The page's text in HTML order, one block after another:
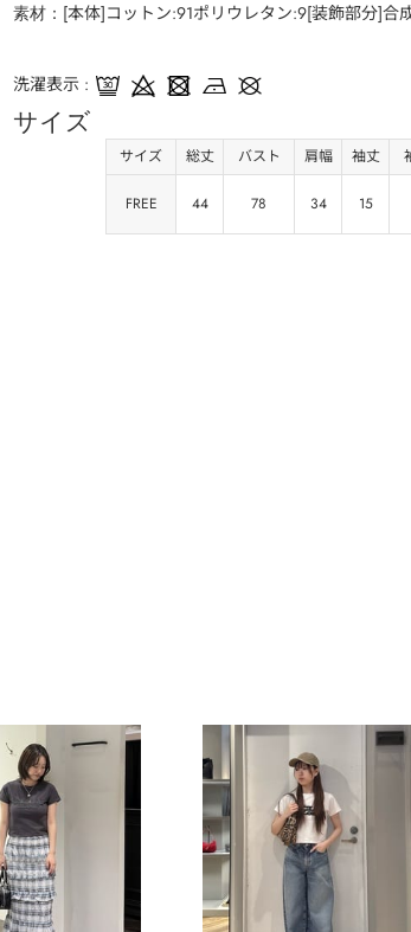
素材 [本体]コットン:91ポリウレタン:9[装飾部分]合
洗濯表示
サイズ
サイズ 総丈 バスト 肩幅 袖丈
FREE 44 78 34 15